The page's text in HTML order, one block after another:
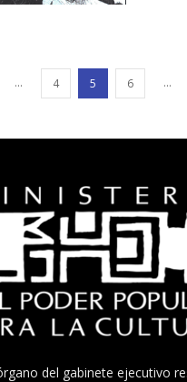
... 4 5 6 ...
del gabinete ejecutivo